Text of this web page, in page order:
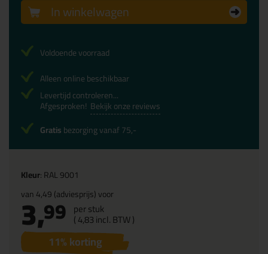
Kleur: RAL 9001
van4,49(adviesprijs) voor
3,99 per stuk
(4,83incl. BTW )
11% korting
In winkelwagen
Voldoende voorraad
Alleen online beschikbaar
Levertijd controleren...
Afgesproken! Bekijk onze reviews
Gratisbezorging vanaf 75,-